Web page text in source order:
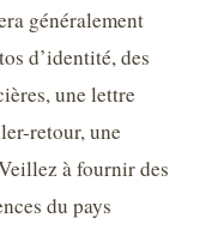
généralement
d’identité, des
une lettre
retour, une
à fournir des
du pays